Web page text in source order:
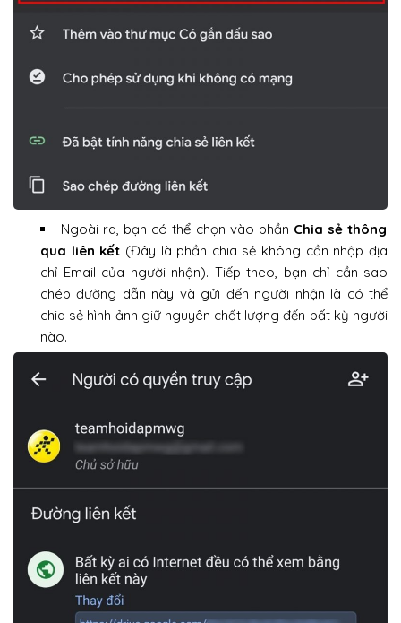
Ngoài ra, bạn có thể chọn vào phần Chia sẻ thông
qua liên kết (Đây là phần chia sẻ không cần nhập địa
chỉ Email của người nhận). Tiếp theo, bạn chỉ cần sao
chép đường dẫn này và gửi đến người nhận là có thể
chia sẻ hình ảnh giữ nguyên chất lượng đến bất kỳ người
nào.